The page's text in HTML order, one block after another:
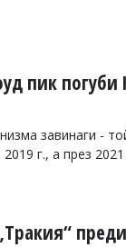
пик
завинаги -
г., а през